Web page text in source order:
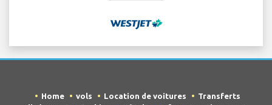
Home vols Location de voitures
Transferts